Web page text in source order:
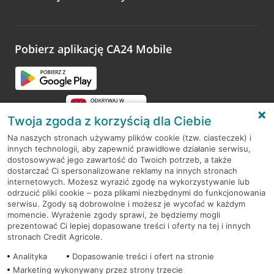
opinie.
Pobierz aplikację CA24 Mobile
RODO
Regulamin serwisu
Mapa serwisu
PolitykaCookies
Twoja zgoda z korzyścią dla Ciebie
Na naszych stronach używamy plików cookie (tzw. ciasteczek) i
innych technologii, aby zapewnić prawidłowe działanie serwisu,
dostosowywać jego zawartość do Twoich potrzeb, a także
dostarczać Ci spersonalizowane reklamy na innych stronach
internetowych. Możesz wyrazić zgodę na wykorzystywanie lub
odrzucić pliki cookie – poza plikami niezbędnymi do funkcjonowania
serwisu. Zgody są dobrowolne i możesz je wycofać w każdym
momencie. Wyrażenie zgody sprawi, że będziemy mogli
prezentować Ci lepiej dopasowane treści i oferty na tej i innych
stronach Credit Agricole.
Analityka
Dopasowanie treści i ofert na stronie
Marketing wykonywany przez strony trzecie